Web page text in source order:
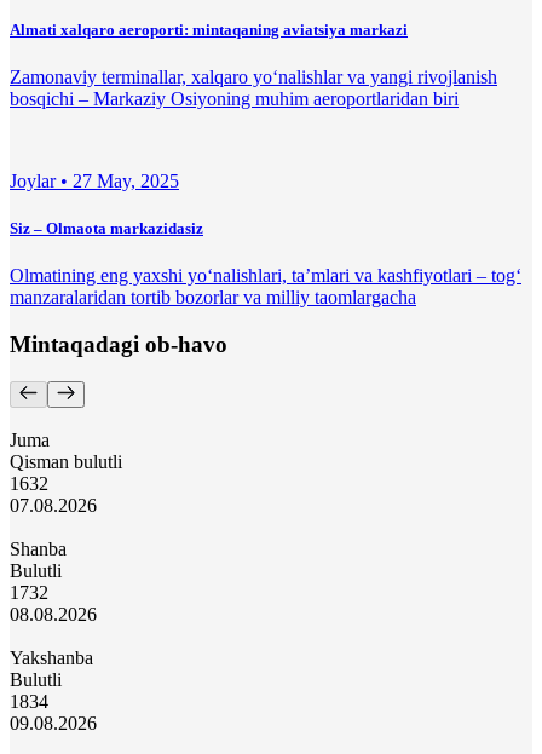
Almati xalqaro aeroporti: mintaqaning aviatsiya markazi
Zamonaviy terminallar, xalqaro yo‘nalishlar va yangi rivojlanish
bosqichi – Markaziy Osiyoning muhim aeroportlaridan biri
Joylar • 27 May, 2025
Siz – Olmaota markazidasiz
Olmatining eng yaxshi yo‘nalishlari, ta’mlari va kashfiyotlari – tog‘
manzaralaridan tortib bozorlar va milliy taomlargacha
Mintaqadagi ob-havo
Juma
Qisman bulutli
1632
07.08.2026
Shanba
Bulutli
1732
08.08.2026
Yakshanba
Bulutli
1834
09.08.2026